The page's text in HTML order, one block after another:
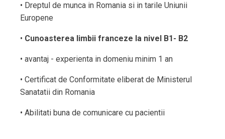
• Dreptul de munca in Romania si in tarile Uniunii
Europene
• Cunoasterea limbii franceze la nivel B1- B2
• avantaj - experienta in domeniu minim 1 an
• Certificat de Conformitate eliberat de Ministerul
Sanatatii din Romania
• Abilitati buna de comunicare cu pacientii